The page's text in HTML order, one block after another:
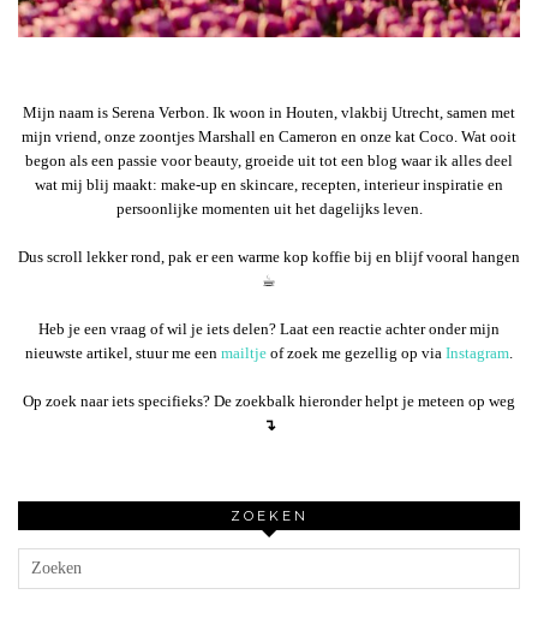
Mijn naam is Serena Verbon. Ik woon in Houten, vlakbij Utrecht, samen met
mijn vriend, onze zoontjes Marshall en Cameron en onze kat Coco. Wat ooit
begon als een passie voor beauty, groeide uit tot een blog waar ik alles deel
wat mij blij maakt: make-up en skincare, recepten, interieur inspiratie en
persoonlijke momenten uit het dagelijks leven.
Dus scroll lekker rond, pak er een warme kop koffie bij en blijf vooral hangen
☕︎
Heb je een vraag of wil je iets delen? Laat een reactie achter onder mijn
nieuwste artikel, stuur me een mailtje of zoek me gezellig op via Instagram
Op zoek naar iets specifieks? De zoekbalk hieronder helpt je meteen op weg
↴
ZOEKEN